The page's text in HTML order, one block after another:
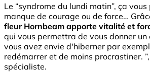
Le “syndrome du lundi matin”, ça
manque de courage ou de force…
fleur Hornbeam apporte vitalité et
qui vous permettra de vous donner un
vous avez envie d'hiberner par
redémarrer et de moins procrastiner.
spécialiste.